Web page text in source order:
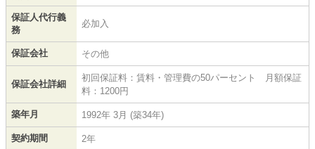
保証人代行義
務
必加入
保証会社 その他
保証会社詳細
初回保証料：賃料・管理費の50パーセント 月額保証
料：1200円
築年月 1992年 3月 (築34年)
契約期間 2年